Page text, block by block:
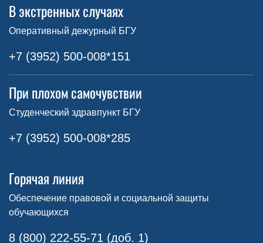
В экстренных случаях
Оперативный дежурный БГУ
+7 (3952) 500-008*151
При плохом самочувствии
Студенческий здравпункт БГУ
+7 (3952) 500-008*285
Горячая линия
Обеспечение правовой и социальной защиты
обучающихся
8 (800) 222-55-71 (доб. 1)